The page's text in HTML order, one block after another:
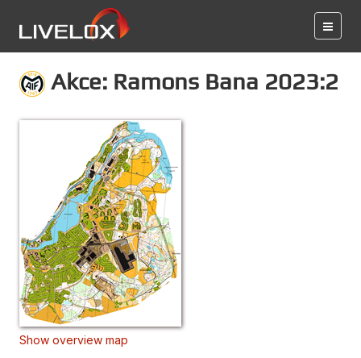
Akce: Ramons Bana 2023:2
Show overview map